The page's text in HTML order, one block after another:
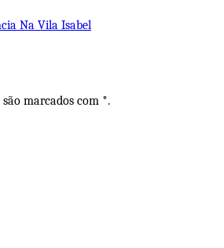
Na Vila Isabel
são marcados com *.